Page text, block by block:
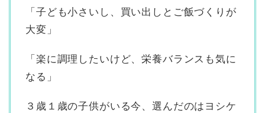
「子ども小さいし、買い出しとご飯づくりが
大変」
「楽に調理したいけど、栄養バランスも気に
なる」
３歳１歳の子供がいる今、選んだのはヨシケ